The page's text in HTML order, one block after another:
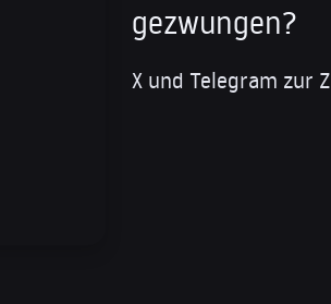
gezwungen?
X und Telegram zur